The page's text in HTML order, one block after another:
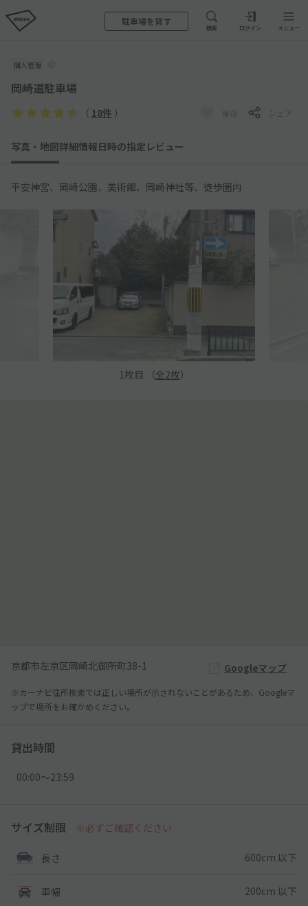
駐車場を貸す
検索 ログイン メニュー
個人管理
岡崎道駐車場
（ 18件 ） 保存 シェア
写真・地図詳細情報日時の指定 レビュー
平安神宮、岡崎公園、美術館、岡崎神社等、徒歩圏内
1 枚目 （全2枚）
京都市左京区岡崎北御所町38-1 Googleマップ
※カーナビ住所検索では正しい場所が示されないことがあるため、Googleマ
ップで場所をお確かめください。
貸出時間
00:00〜23:59
サイズ制限 ※必ずご確認ください
長さ 600cm 以下
車幅 200cm 以下